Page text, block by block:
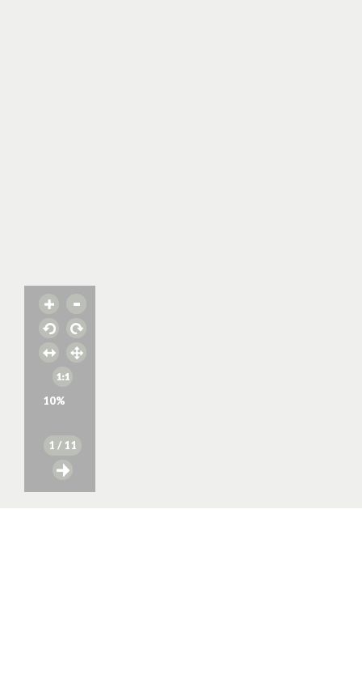
10%
1 / 11